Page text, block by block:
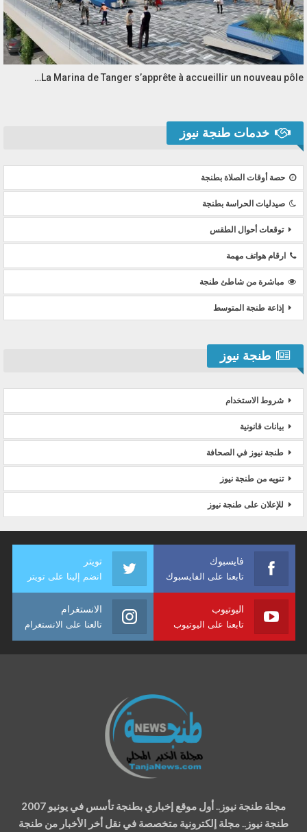
La Marina de Tanger s’apprête à accueillir un nouveau pôle…
خدمات طنجة نيوز
حصة أوقات الصلاة بطنجة
صيدليات الحراسة بطنجة
توقعات أحوال الطقس
ارقام هواتف مهمة
مباشرة من شاطئ طنجة
إذاعة طنجة المتوسط
طنجة نيوز
شروط الاستخدام
بيانات قانونية
طنجة نيوز في الصحافة
تنويه من طنجة نيوز
للإعلان على طنجة نيوز
فايسبوك
تابعنا على الفايسبوك
تويتر
انضم إلينا على تويتر
اليوتيوب
تابعنا على اليوتيوب
الانستغرام
تالعنا على الانستغرام
مجلة طنجة نيوز.. أول موقع إخباري بطنجة تأسس في يونيو 2007
طنجة نيوز.. مجلة إلكترونية متخصصة في نقل أخر الأخبار من طنجة